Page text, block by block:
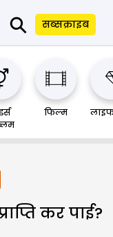
⚲ सब्सक्राइब
फिल्म
कर पाई?